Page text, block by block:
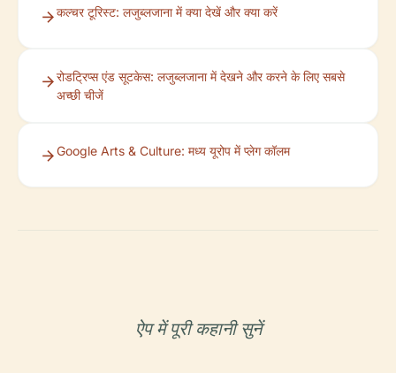
कल्चर टूरिस्ट: लजुब्लजाना में क्या देखें और क्या करें
रोडट्रिप्स एंड सूटकेस: लजुब्लजाना में देखने और करने के लिए सबसे
अच्छी चीजें
Google Arts & Culture: मध्य यूरोप में प्लेग कॉलम
ऐप में पूरी कहानी सुनें